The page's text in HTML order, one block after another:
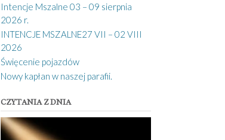
Intencje Mszalne 03 – 09 sierpnia
2026 r.
INTENCJE MSZALNE27 VII – 02 VIII
2026
Święcenie pojazdów
Nowy kapłan w naszej parafii.
CZYTANIA Z DNIA